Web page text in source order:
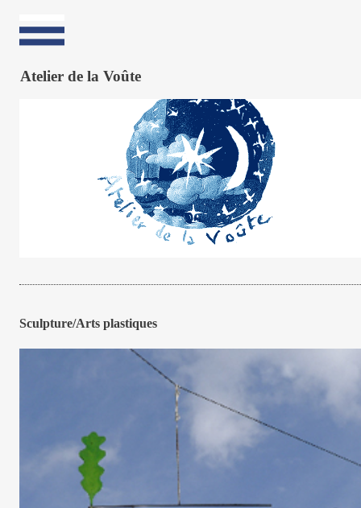
Atelier de la Voûte
Sculpture/Arts plastiques